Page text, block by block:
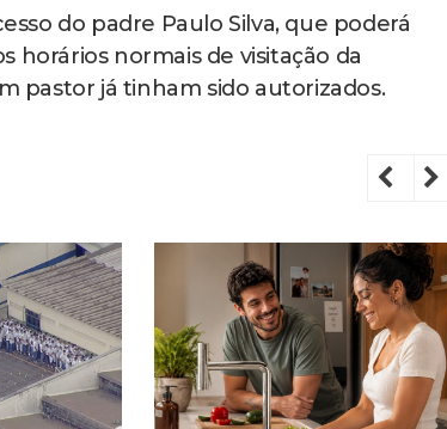
do padre Paulo Silva, que poderá
horários normais de visitação da
pastor já tinham sido autorizados.
Previous